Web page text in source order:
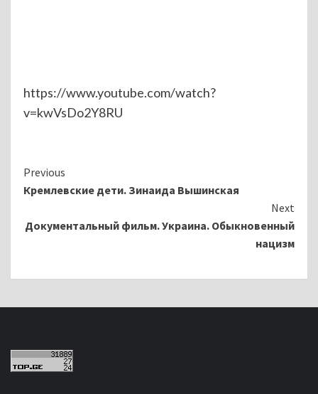
https://www.youtube.com/watch?
v=kwVsDo2Y8RU
Continue
Reading
Previous
Кремлевские дети. Зинаида Вышинская
Next
Документальный фильм. Украина. Обыкновенный
нацизм